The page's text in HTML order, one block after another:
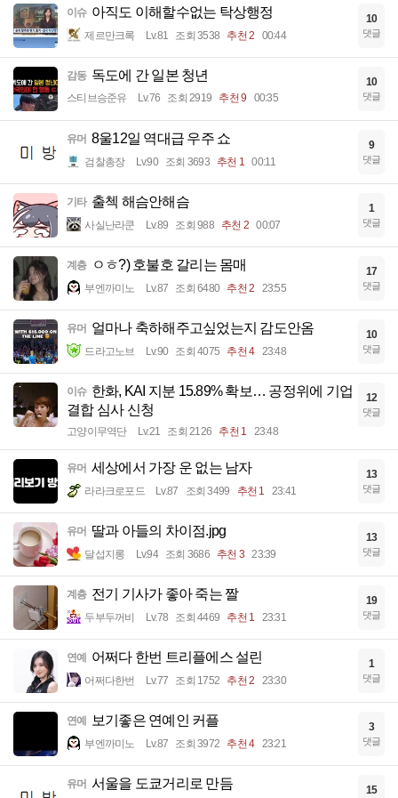
이슈 아직도 이해할수없는 탁상행정
제르만크록 Lv.81 조회 3538 추천 2 00:44
10
댓글
감동 독도에 간 일본 청년
스티브승준유 Lv.76 조회 2919 추천 9 00:35
10
댓글
유머 8울12일 역대급 우주 쇼
검찰총장 Lv.90 조회 3693 추천 1 00:11
9
댓글
기타 출첵 해슴안해슴
사실난라쿤 Lv.89 조회 988 추천 2 00:07
1
댓글
계층 ㅇㅎ?) 호불호 갈리는 몸매
부엔까미노 Lv.87 조회 6480 추천 2 23:55
17
댓글
유머 얼마나 축하해주고싶었는지 감도안옴
드라고노브 Lv.90 조회 4075 추천 4 23:48
10
댓글
이슈 한화, KAI 지분 15.89% 확보… 공정위에 기업
결합 심사 신청
고양이무역단 Lv.21 조회 2126 추천 1 23:48
12
댓글
유머 세상에서 가장 운 없는 남자
라라크로포드 Lv.87 조회 3499 추천 1 23:41
13
댓글
유머 딸과 아들의 차이점.jpg
달섭지롱 Lv.94 조회 3686 추천 3 23:39
13
댓글
계층 전기 기사가 좋아 죽는 짤
두부두꺼비 Lv.78 조회 4469 추천 1 23:31
19
댓글
연예 어쩌다 한번 트리플에스 설린
어쩌다한번 Lv.77 조회 1752 추천 2 23:30
1
댓글
연예 보기좋은 연예인 커플
부엔까미노 Lv.87 조회 3972 추천 4 23:21
3
댓글
유머 서울을 도쿄거리로 만듬 15